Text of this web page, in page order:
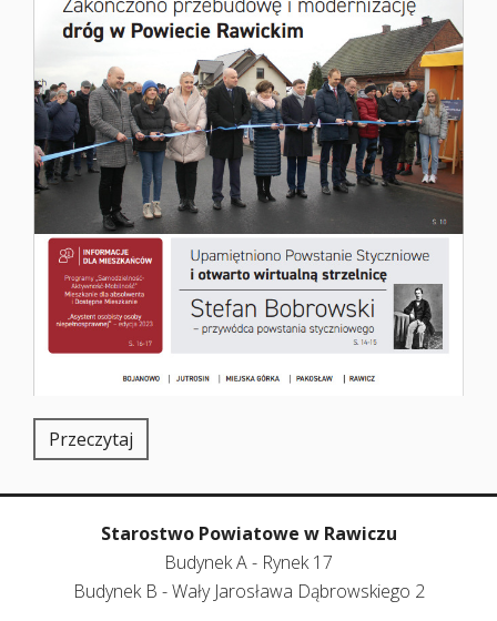
Przeczytaj
Starostwo Powiatowe w Rawiczu
Budynek A - Rynek 17
Budynek B - Wały Jarosława Dąbrowskiego 2